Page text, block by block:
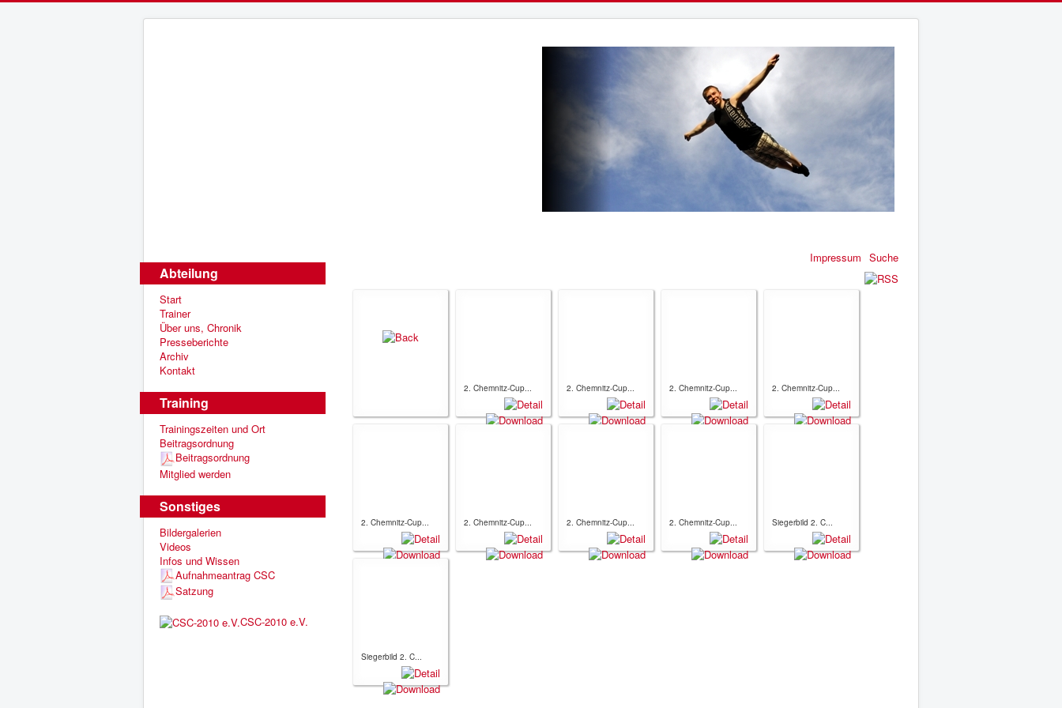
Abteilung
Start
Trainer
Über uns, Chronik
Presseberichte
Archiv
Kontakt
Training
Trainingszeiten und Ort
Beitragsordnung
Beitragsordnung
Mitglied werden
Sonstiges
Bildergalerien
Videos
Infos und Wissen
Aufnahmeantrag CSC
Satzung
CSC-2010 e.V.
Suche
Impressum
2. Chemnitz-Cup... 2. Chemnitz-Cup... 2. Chemnitz-Cup... 2. Chemnitz-Cup...
2. Chemnitz-Cup... 2. Chemnitz-Cup... 2. Chemnitz-Cup... 2. Chemnitz-Cup... Siegerbild 2. C...
Siegerbild 2. C...